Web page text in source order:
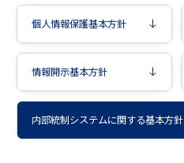
個人情報保護基本方針
情報開示基本方針
内部統制システムに関する基本方針